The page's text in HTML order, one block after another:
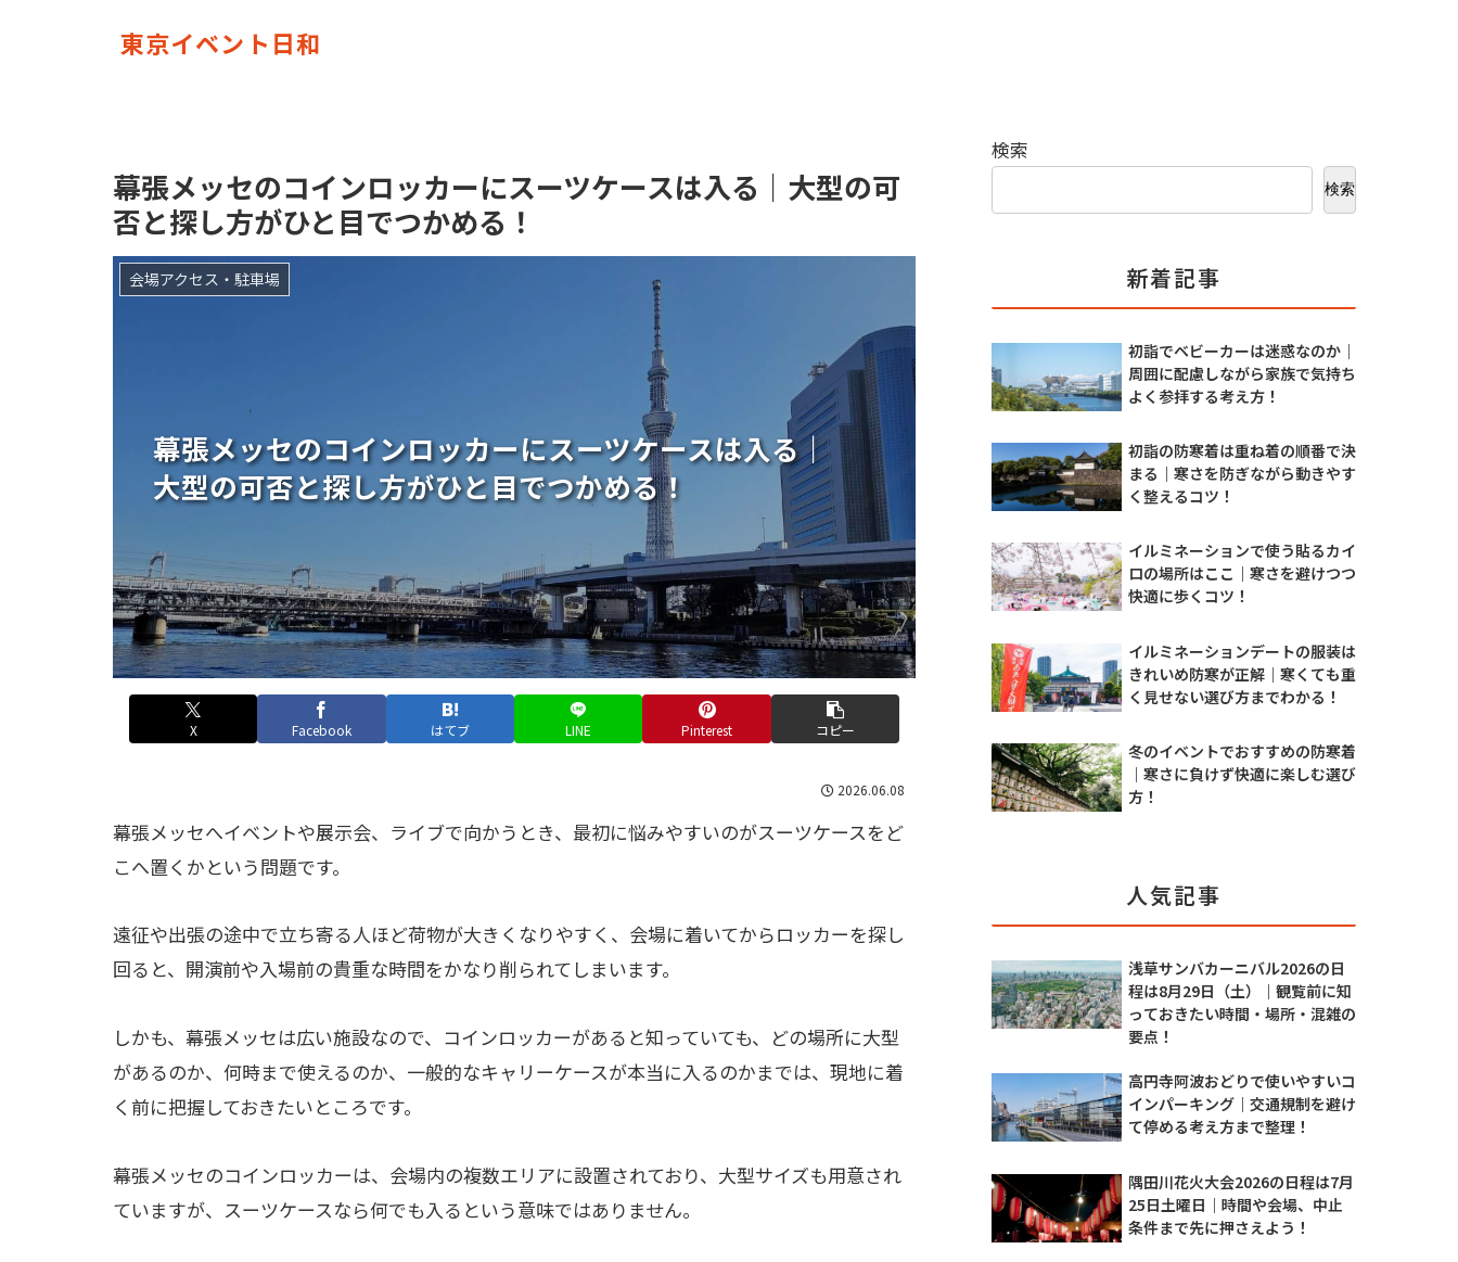
東京イベント日和
幕張メッセのコインロッカーにスーツケースは入る｜大型の可
否と探し方がひと目でつかめる！
幕張メッセのコインロッカーにスーツケースは入る｜
大型の可否と探し方がひと目でつかめる！
会場アクセス・駐車場
X Facebook はてブ LINE Pinterest コピー
2026.06.08
幕張メッセへイベントや展示会、ライブで向かうとき、最初に悩みやすいのがスーツケースをど
こへ置くかという問題です。
遠征や出張の途中で立ち寄る人ほど荷物が大きくなりやすく、会場に着いてからロッカーを探し
回ると、開演前や入場前の貴重な時間をかなり削られてしまいます。
しかも、幕張メッセは広い施設なので、コインロッカーがあると知っていても、どの場所に大型
があるのか、何時まで使えるのか、一般的なキャリーケースが本当に入るのかまでは、現地に着
く前に把握しておきたいところです。
幕張メッセのコインロッカーは、会場内の複数エリアに設置されており、大型サイズも用意され
ていますが、スーツケースなら何でも入るという意味ではありません。
検索
検索
新着記事
初詣でベビーカーは迷惑なのか｜
周囲に配慮しながら家族で気持ち
よく参拝する考え方！
初詣の防寒着は重ね着の順番で決
まる｜寒さを防ぎながら動きやす
く整えるコツ！
イルミネーションで使う貼るカイ
ロの場所はここ｜寒さを避けつつ
快適に歩くコツ！
イルミネーションデートの服装は
きれいめ防寒が正解｜寒くても重
く見せない選び方までわかる！
冬のイベントでおすすめの防寒着
｜寒さに負けず快適に楽しむ選び
方！
人気記事
浅草サンバカーニバル2026の日
程は8月29日（土）｜観覧前に知
っておきたい時間・場所・混雑の
要点！
高円寺阿波おどりで使いやすいコ
インパーキング｜交通規制を避け
て停める考え方まで整理！
隅田川花火大会2026の日程は7月
25日土曜日｜時間や会場、中止
条件まで先に押さえよう！